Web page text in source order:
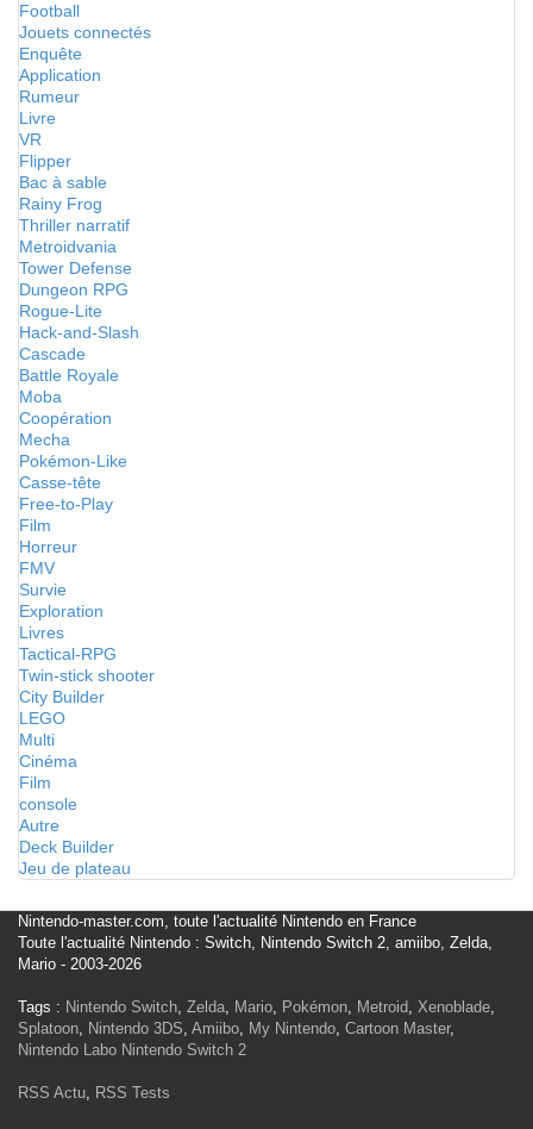
Football
Jouets connectés
Enquête
Application
Rumeur
Livre
VR
Flipper
Bac à sable
Rainy Frog
Thriller narratif
Metroidvania
Tower Defense
Dungeon RPG
Rogue-Lite
Hack-and-Slash
Cascade
Battle Royale
Moba
Coopération
Mecha
Pokémon-Like
Casse-tête
Free-to-Play
Film
Horreur
FMV
Survie
Exploration
Livres
Tactical-RPG
Twin-stick shooter
City Builder
LEGO
Multi
Cinéma
Film
console
Autre
Deck Builder
Jeu de plateau
Nintendo-master.com, toute l'actualité Nintendo en France
Toute l'actualité Nintendo : Switch, Nintendo Switch 2, amiibo, Zelda,
Mario - 2003-2026
Tags : Nintendo Switch, Zelda, Mario, Pokémon, Metroid, Xenoblade,
Splatoon, Nintendo 3DS, Amiibo, My Nintendo, Cartoon Master,
Nintendo Labo Nintendo Switch 2
RSS Actu, RSS Tests